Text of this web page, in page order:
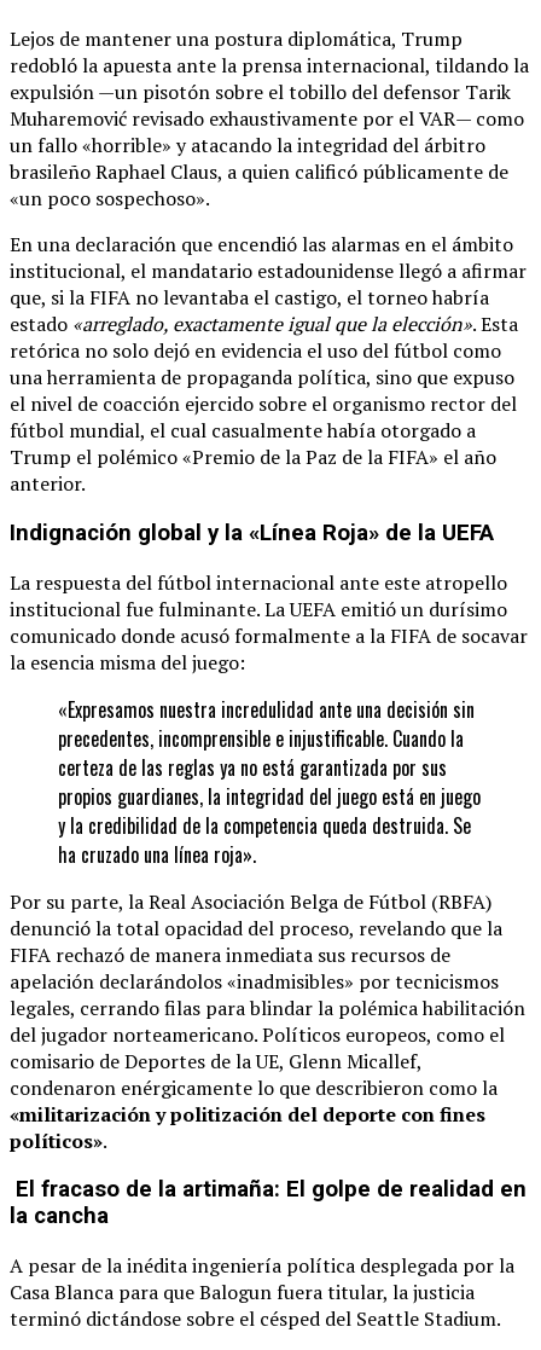
Lejos de mantener una postura diplomática, Trump
redobló la apuesta ante la prensa internacional, tildando la
expulsión —un pisotón sobre el tobillo del defensor Tarik
Muharemović revisado exhaustivamente por el VAR— como
un fallo «horrible» y atacando la integridad del árbitro
brasileño Raphael Claus, a quien calificó públicamente de
«un poco sospechoso».
En una declaración que encendió las alarmas en el ámbito
institucional, el mandatario estadounidense llegó a afirmar
que, si la FIFA no levantaba el castigo, el torneo habría
estado «arreglado, exactamente igual que la elección». Esta
retórica no solo dejó en evidencia el uso del fútbol como
una herramienta de propaganda política, sino que expuso
el nivel de coacción ejercido sobre el organismo rector del
fútbol mundial, el cual casualmente había otorgado a
Trump el polémico «Premio de la Paz de la FIFA» el año
anterior.
Indignación global y la «Línea Roja» de la UEFA
La respuesta del fútbol internacional ante este atropello
institucional fue fulminante. La UEFA emitió un durísimo
comunicado donde acusó formalmente a la FIFA de socavar
la esencia misma del juego:
«Expresamos nuestra incredulidad ante una decisión sin
precedentes, incomprensible e injustificable. Cuando la
certeza de las reglas ya no está garantizada por sus
propios guardianes, la integridad del juego está en juego
y la credibilidad de la competencia queda destruida. Se
ha cruzado una línea roja».
Por su parte, la Real Asociación Belga de Fútbol (RBFA)
denunció la total opacidad del proceso, revelando que la
FIFA rechazó de manera inmediata sus recursos de
apelación declarándolos «inadmisibles» por tecnicismos
legales, cerrando filas para blindar la polémica habilitación
del jugador norteamericano. Políticos europeos, como el
comisario de Deportes de la UE, Glenn Micallef,
condenaron enérgicamente lo que describieron como la
«militarización y politización del deporte con fines
políticos».
El fracaso de la artimaña: El golpe de realidad en
la cancha
A pesar de la inédita ingeniería política desplegada por la
Casa Blanca para que Balogun fuera titular, la justicia
terminó dictándose sobre el césped del Seattle Stadium.